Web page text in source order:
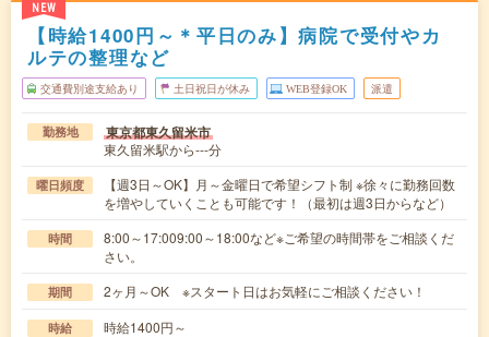
NEW
【時給1400円～＊平日のみ】病院で受付やカ
ルテの整理など
交通費別途支給あり 土日祝日が休み WEB登録OK 派遣
勤務地 東京都東久留米市
東久留米駅から---分
曜日頻度
【週3日～OK】月～金曜日で希望シフト制 ※徐々に勤務回数
を増やしていくことも可能です！（最初は週3日からなど）
時間
8:00～17:009:00～18:00など※ご希望の時間帯をご相談くだ
さい。
期間 2ヶ月～OK ※スタート日はお気軽にご相談ください！
時給 時給1400円～